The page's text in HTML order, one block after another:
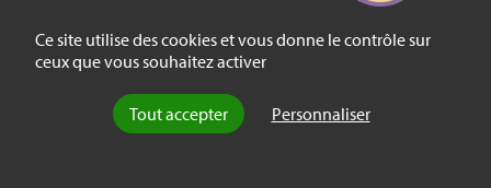
Ce site utilise des cookies et vous donne le contrôle sur
ceux que vous souhaitez activer
Tout accepter Personnaliser
temps de leurs études et retrouvent leur
territoire d’enfance. Plus que les cadres, les
ménages modestes sont fortement ancrés
localement, notamment pour pouvoir